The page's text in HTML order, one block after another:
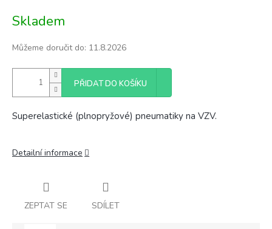
cena:
Skladem
Můžeme doručit do: 11.8.2026
PŘIDAT DO KOŠÍKU
Superelastické (plnopryžové) pneumatiky na VZV.
Detailní informace
ZEPTAT SE SDÍLET